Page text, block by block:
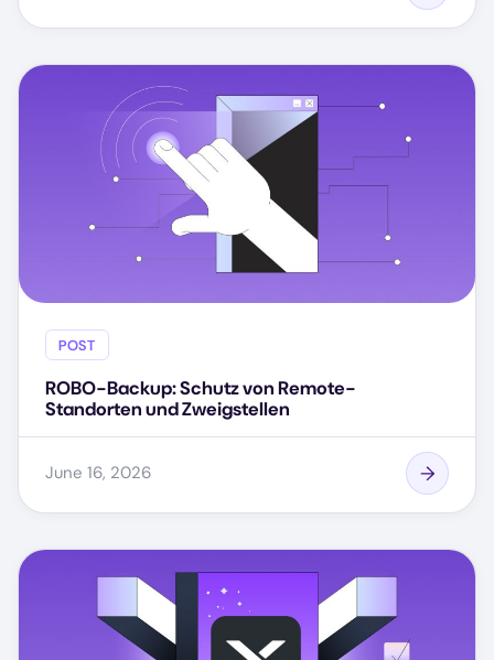
POST
ROBO-Backup: Schutz von Remote-
Standorten und Zweigstellen
June 16, 2026